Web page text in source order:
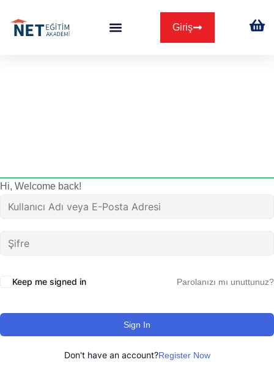
Giriş
Hi, Welcome back!
Keep me signed in Parolanızı mı unuttunuz?
Sign In
Don't have an account?Register Now